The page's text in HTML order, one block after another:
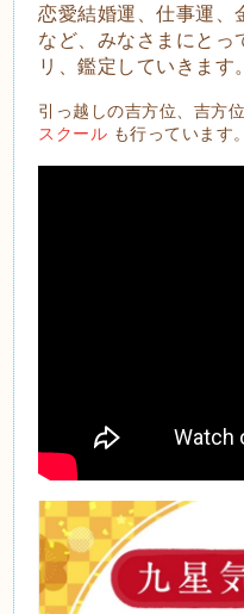
恋愛結婚運、仕事運、
など、みなさまにとっ
リ、鑑定していきます
引っ越しの吉方位、吉方
スクール も行っています。